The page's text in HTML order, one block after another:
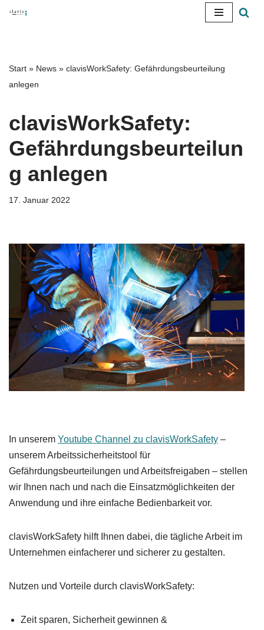
springen
Start » News » clavisWorkSafety: Gefährdungsbeurteilung
anlegen
clavisWorkSafety:
Gefährdungsbeurteilun
g anlegen
17. Januar 2022
In unserem Youtube Channel zu clavisWorkSafety –
unserem Arbeitssicherheitstool für
Gefährdungsbeurteilungen und Arbeitsfreigaben – stellen
wir Ihnen nach und nach die Einsatzmöglichkeiten der
Anwendung und ihre einfache Bedienbarkeit vor.
clavisWorkSafety hilft Ihnen dabei, die tägliche Arbeit im
Unternehmen einfacherer und sicherer zu gestalten.
Nutzen und Vorteile durch clavisWorkSafety:
Zeit sparen, Sicherheit gewinnen &